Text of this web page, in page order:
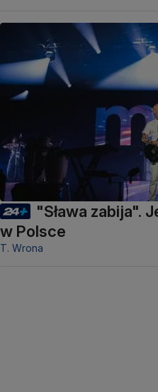
"Sława zabija".
w Polsce
T. Wrona